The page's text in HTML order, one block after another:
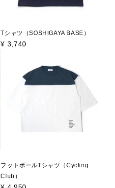
Tシャツ（SOSHIGAYA BASE）
¥ 3,740
フットボールTシャツ（Cycling
Club）